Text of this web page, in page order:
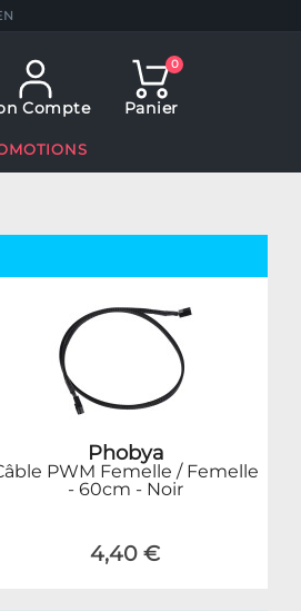
Compte
0
Panier
Phobya
PWM Femelle / Femelle
- 60cm - Noir
4,40 €